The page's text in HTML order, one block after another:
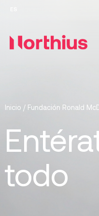
Inicio / Fundación Ronald
todo